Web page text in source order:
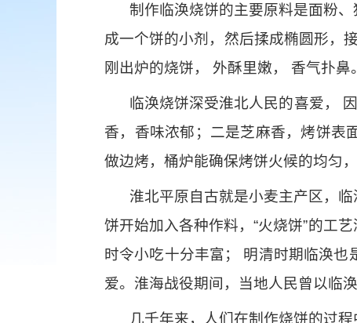
制作临涣烧饼的主要原料是面粉
成一个饼的小剂，然后揉成椭圆形，
刚出炉的烧饼， 外酥里嫩， 香气扑鼻。
临涣烧饼深受淮北人民的喜爱，
香，香味浓郁；二是芝麻香，烤饼表
做边烤，桶炉能确保烤饼火候的均匀
淮北平原自古就是小麦主产区，
饼开始加入各种作料，“火烧饼”的工
时令小吃十分丰富； 明清时期临涣
爱。淮海战役期间，当地人民曾以临
几千年来，人们在制作烧饼的过